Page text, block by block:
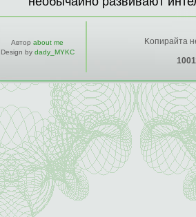
Автор about me
Design by dady_MYKC
Kопирайта